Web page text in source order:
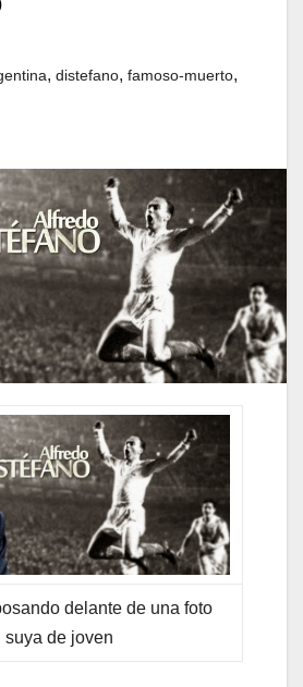
, distefano, famoso-muerto,
delante de una foto
suya de joven